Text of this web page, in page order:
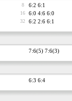
8 6:2 6:1
16 6:0 4:6 6:0
32 6:2 2:6 6:1
7:6(5) 7:6(3)
6:3 6:4